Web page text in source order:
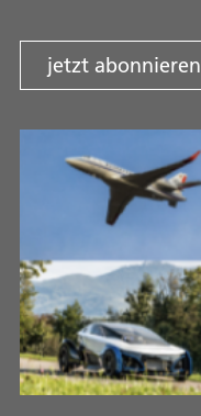
jetzt abonnieren